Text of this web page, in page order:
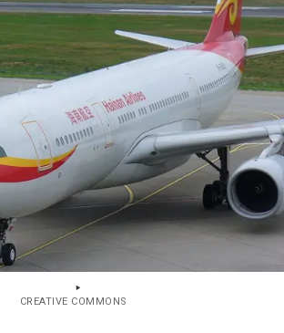
CREATIVE COMMONS